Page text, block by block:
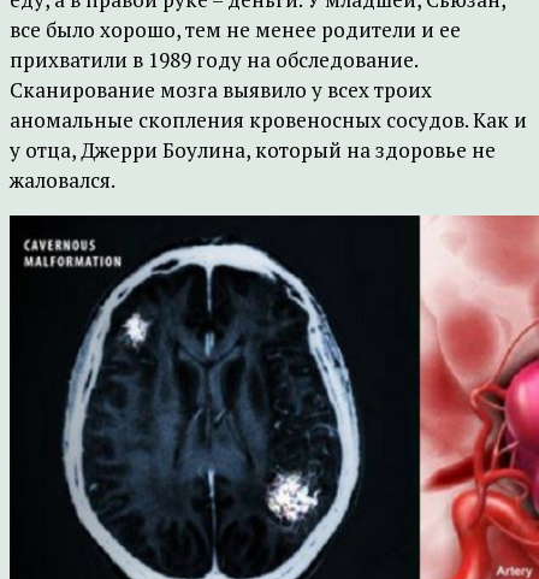
все было хорошо, тем не менее родители и ее
прихватили в 1989 году на обследование.
Сканирование мозга выявило у всех троих
аномальные скопления кровеносных сосудов. Как и
у отца, Джерри Боулина, который на здоровье не
жаловался.